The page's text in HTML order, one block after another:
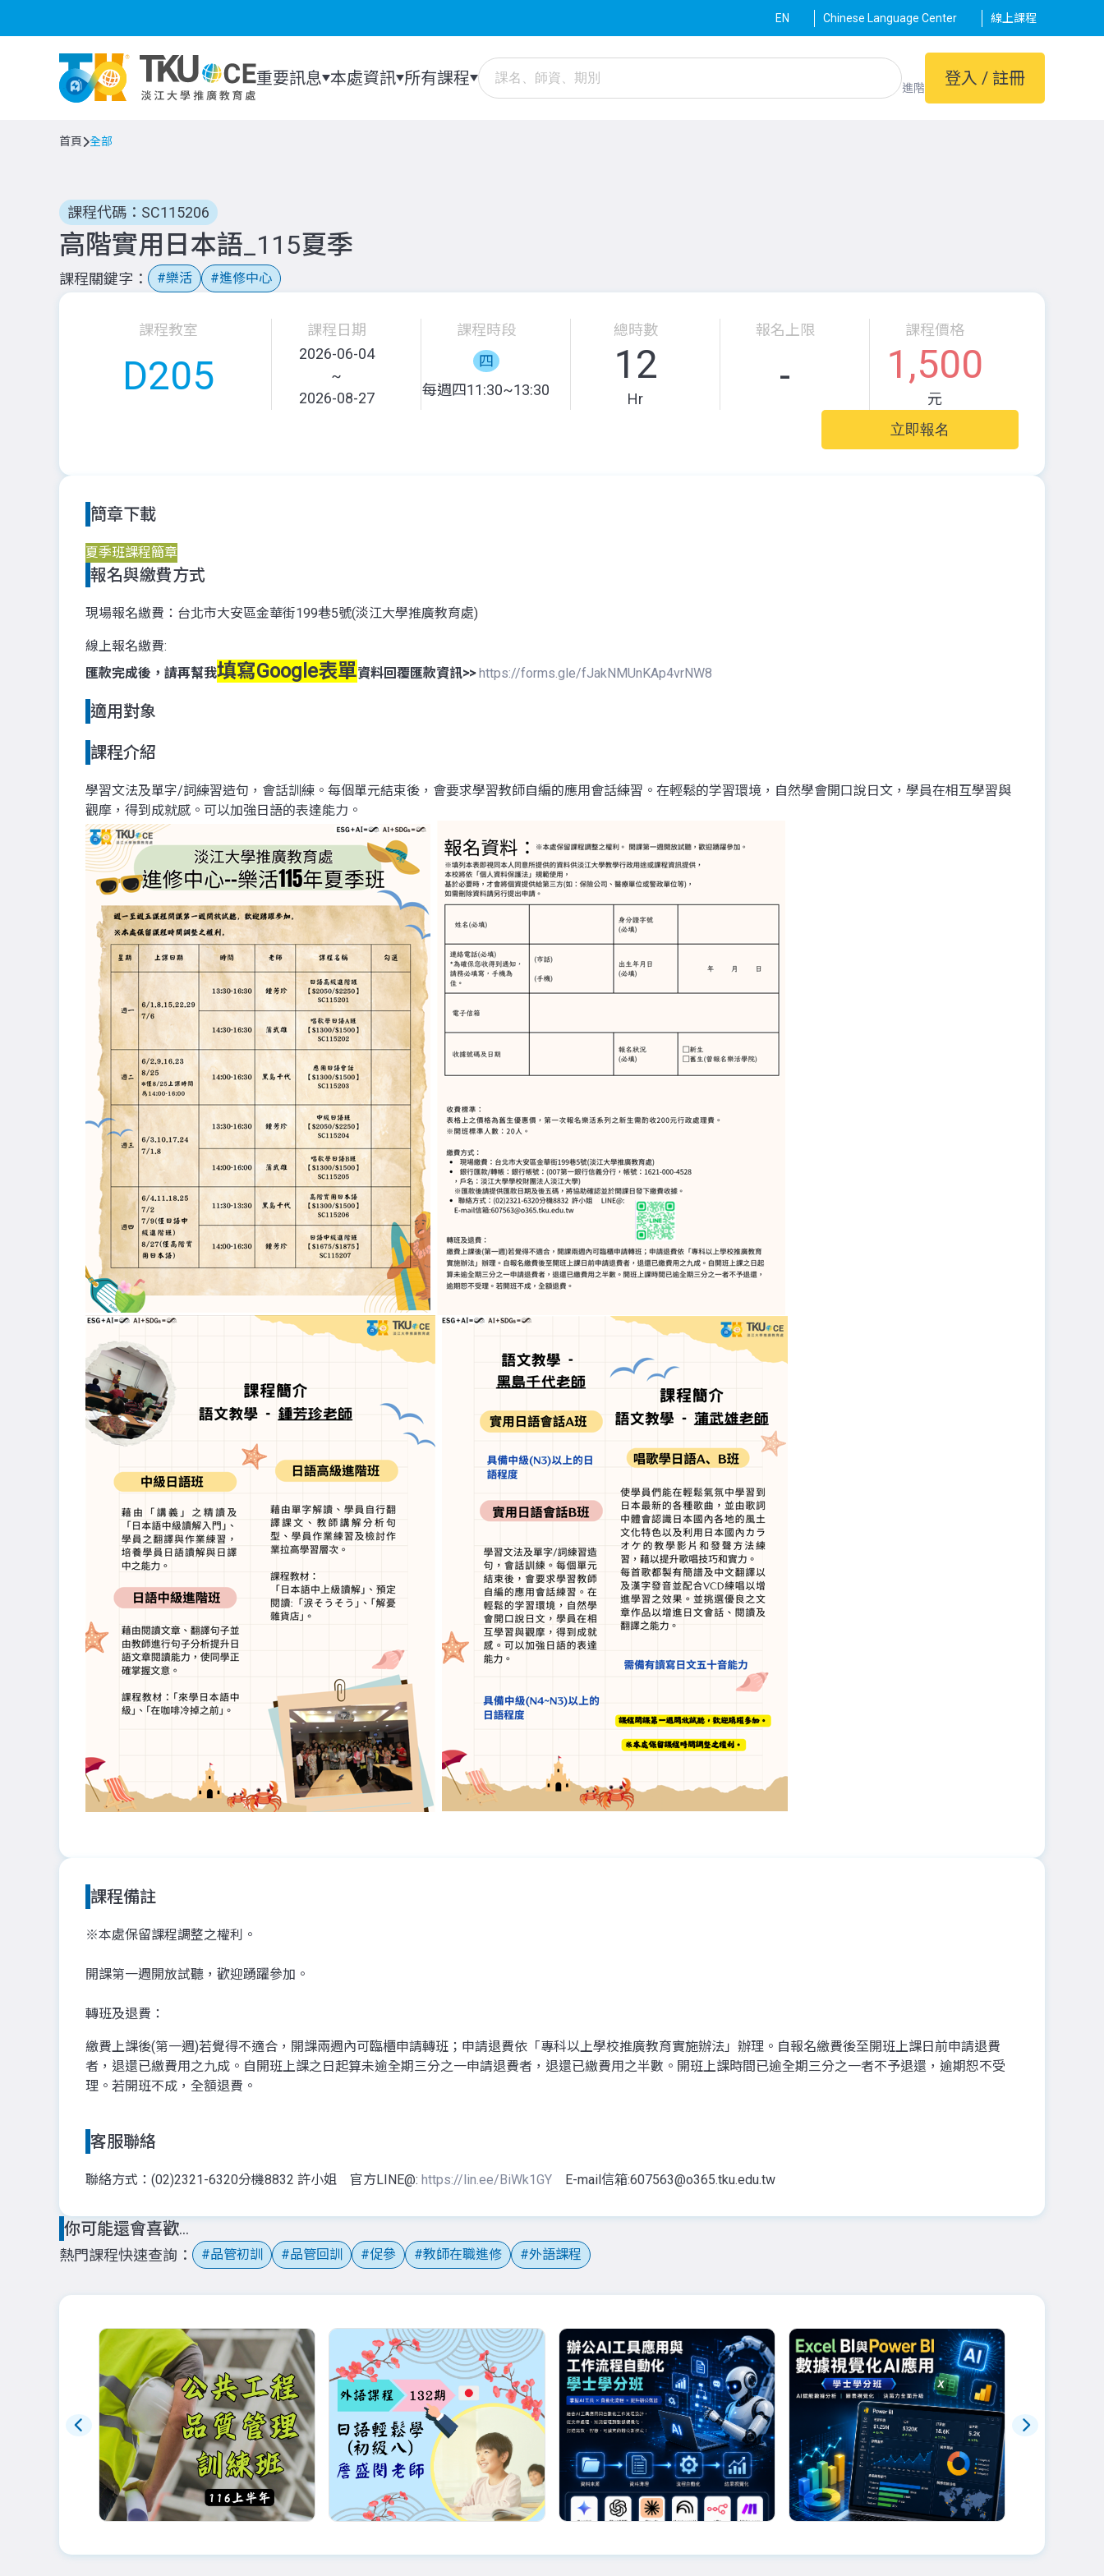
EN Chinese Language Center 線上課程
重要訊息 本處資訊 所有課程 進階 登入 / 註冊
首頁 全部
課程代碼：SC115206
高階實用日本語_115夏季
課程關鍵字 樂活 進修中心
課程教室
D205
課程日期
2026-06-04
~
2026-08-27
課程時段
四
每週四11:30~13:30
總時數
12
Hr
報名上限
-
課程價格
1,500
元
立即報名
簡章下載
夏季班課程簡章
報名與繳費方式
現場報名繳費：台北市大安區金華街199巷5號(淡江大學推廣教育處)
線上報名繳費:
匯款完成後，請再幫我填寫Google表單資料回覆匯款資訊>>https://forms.gle/fJakNMUnKAp4vrNW8
適用對象
課程介紹
學習文法及單字/詞練習造句，會話訓練。每個單元結束後，會要求學習教師自編的應用會話練習。在輕鬆的学習環境，自然學會開口說日文，學員在相互學習與
觀摩，得到成就感。可以加強日語的表達能力。
課程備註
※本處保留課程調整之權利。
開課第一週開放試聽，歡迎踴躍參加。
轉班及退費：
繳費上課後(第一週)若覺得不適合，開課兩週內可臨櫃申請轉班；申請退費依「專科以上學校推廣教育實施辦法」辦理。自報名繳費後至開班上課日前申請退費
者，退還已繳費用之九成。自開班上課之日起算未逾全期三分之一申請退費者，退還已繳費用之半數。開班上課時間已逾全期三分之一者不予退還，逾期恕不受
理。若開班不成，全額退費。
客服聯絡
聯絡方式：(02)2321-6320分機8832 許小姐 官方LINE@: https://lin.ee/BiWk1GY E-mail信箱:607563@o365.tku.edu.tw
你可能還會喜歡...
熱門課程快速查詢 品管初訓 品管回訓 促參 教師在職進修 外語課程